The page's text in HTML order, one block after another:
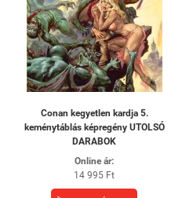
Conan kegyetlen kardja 5.
keménytáblás képregény UTOLSÓ
DARABOK
Online ár:
14 995 Ft